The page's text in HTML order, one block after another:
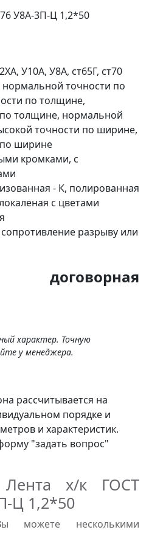
У10А, У8А, ст65Г, ст70
нормальной точности по
по толщине,
толщине, нормальной
точности по ширине,
ширине
кромками, с
- К, полированная
с цветами
разрыву или
договорная
характер. Точную
у менеджера.
рассчитывается на
порядке и
и характеристик.
"задать вопрос"
Лента х/к ГОСТ
Ц 1,2*50
можете несколькими